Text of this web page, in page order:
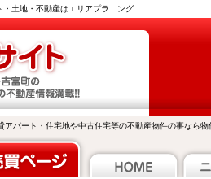
土地・不動産はエリアプラニング
パート・住宅地や中古住宅等の不動産物件の事なら物